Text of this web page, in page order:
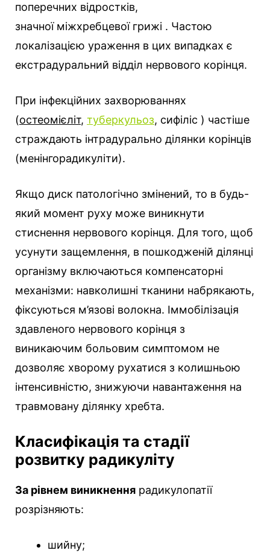
поперечних відростків,
значної міжхребцевої грижі . Частою
локалізацією ураження в цих випадках є
екстрадуральний відділ нервового корінця.
При інфекційних захворюваннях
(остеомієліт, туберкульоз, сифіліс ) частіше
страждають інтрадурально ділянки корінців
(менінгорадикуліти).
Якщо диск патологічно змінений, то в будь-
який момент руху може виникнути
стиснення нервового корінця. Для того, щоб
усунути защемлення, в пошкодженій ділянці
організму включаються компенсаторні
механізми: навколишні тканини набрякають,
фіксуються м’язові волокна. Іммобілізація
здавленого нервового корінця з
виникаючим больовим симптомом не
дозволяє хворому рухатися з колишньою
інтенсивністю, знижуючи навантаження на
травмовану ділянку хребта.
Класифікація та стадії
розвитку радикуліту
За рівнем виникнення радикулопатії
розрізняють:
шийну;